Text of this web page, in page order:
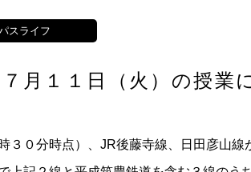
スライフ
７月１１日（火）の授業
３０分時点）、JR後藤寺線、日田彦山線